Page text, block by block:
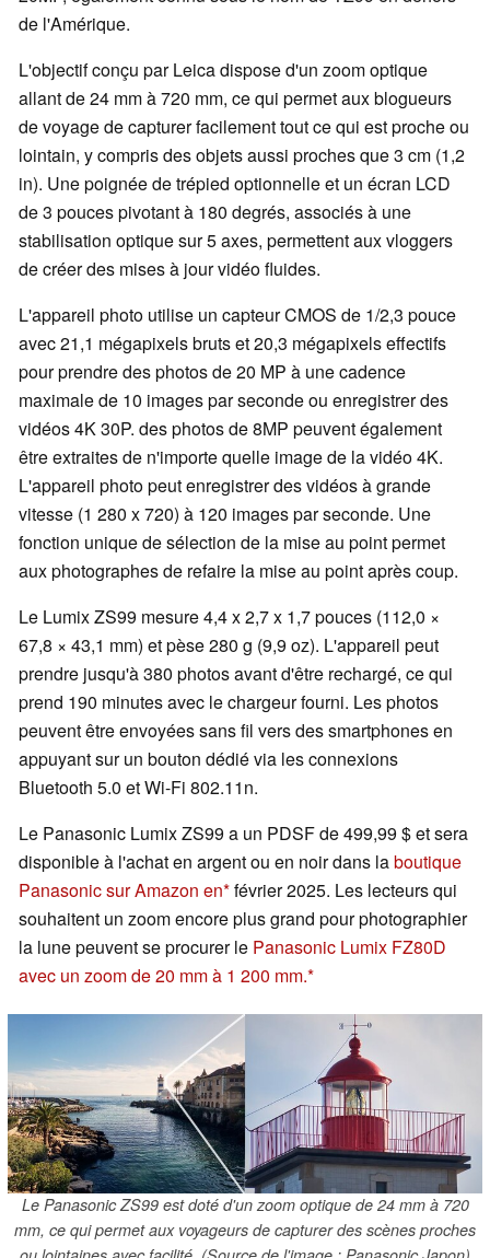
de l'Amérique.
L'objectif conçu par Leica dispose d'un zoom optique
allant de 24 mm à 720 mm, ce qui permet aux blogueurs
de voyage de capturer facilement tout ce qui est proche ou
lointain, y compris des objets aussi proches que 3 cm (1,2
in). Une poignée de trépied optionnelle et un écran LCD
de 3 pouces pivotant à 180 degrés, associés à une
stabilisation optique sur 5 axes, permettent aux vloggers
de créer des mises à jour vidéo fluides.
L'appareil photo utilise un capteur CMOS de 1/2,3 pouce
avec 21,1 mégapixels bruts et 20,3 mégapixels effectifs
pour prendre des photos de 20 MP à une cadence
maximale de 10 images par seconde ou enregistrer des
vidéos 4K 30P. des photos de 8MP peuvent également
être extraites de n'importe quelle image de la vidéo 4K.
L'appareil photo peut enregistrer des vidéos à grande
vitesse (1 280 x 720) à 120 images par seconde. Une
fonction unique de sélection de la mise au point permet
aux photographes de refaire la mise au point après coup.
Le Lumix ZS99 mesure 4,4 x 2,7 x 1,7 pouces (112,0 ×
67,8 × 43,1 mm) et pèse 280 g (9,9 oz). L'appareil peut
prendre jusqu'à 380 photos avant d'être rechargé, ce qui
prend 190 minutes avec le chargeur fourni. Les photos
peuvent être envoyées sans fil vers des smartphones en
appuyant sur un bouton dédié via les connexions
Bluetooth 5.0 et Wi-Fi 802.11n.
Le Panasonic Lumix ZS99 a un PDSF de 499,99 $ et sera
disponible à l'achat en argent ou en noir dans laboutique
Panasonic sur Amazon en février 2025. Les lecteurs qui
souhaitent un zoom encore plus grand pour photographier
la lune peuvent se procurer le Panasonic Lumix FZ80D
avec un zoom de 20 mm à 1 200 mm.
Le Panasonic ZS99 est doté d'un zoom optique de 24 mm à 720
mm, ce qui permet aux voyageurs de capturer des scènes proches